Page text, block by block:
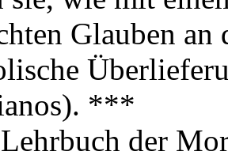
Glauben
***
der